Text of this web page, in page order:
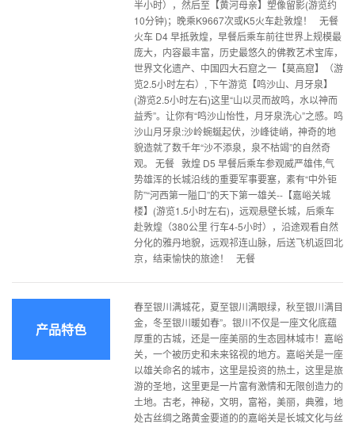
半小时），然后至【黄河母亲】塑像留影(游览约
10分钟)；晚乘K9667次或K5火车赴敦煌！ 无餐
火车 D4 早抵敦煌，早餐后乘车前往世界上规模最
庞大，内容最丰富，历史最悠久的佛教艺术宝库，
世界文化遗产、中国四大石窟之一【莫高窟】（游
览2.5小时左右）, 下午游览【鸣沙山、月牙泉】
(游览2.5小时左右)这里“山以灵而故鸣，水以神而
益秀”。让你有“鸣沙山怡性，月牙泉洗心”之感。鸣
沙山月牙泉:沙岭蜿蜒起伏，沙峰徒峭，神奇的地
貌造就了数千年“沙不添泉，泉不枯竭”的自然奇
观。 无餐 敦煌 D5 早餐后乘车参观威严雄伟,气
势雄浑的长城沿线的重要军事要塞，素有“中外钜
防”“河西第一隘口”的天下第一雄关--【嘉峪关城
楼】(游览1.5小时左右)，远观悬壁长城，后乘车
赴敦煌（380公里 行车4-5小时），沿途观看自然
分化的雅丹地貌，远观祁连山脉，后送飞机返回北
京，结束愉快的旅途！ 无餐
产品特色
春至银川满城花，夏至银川满眼绿，秋至银川满目
金，冬至银川暖如春”。银川不仅是一座文化底蕴
厚重的古城，还是一座美丽的生态园林城市！嘉峪
关，一个被历史和未来铭视的地方。嘉峪关是一座
以雄关命名的城市，这里是投资的热土，这里是旅
游的圣地，这里更是一片富有激情和无限创造力的
土地。古老，神秘，文明，富裕，美丽，典雅，地
处古丝绸之路黄金要道的的嘉峪关是长城文化与丝